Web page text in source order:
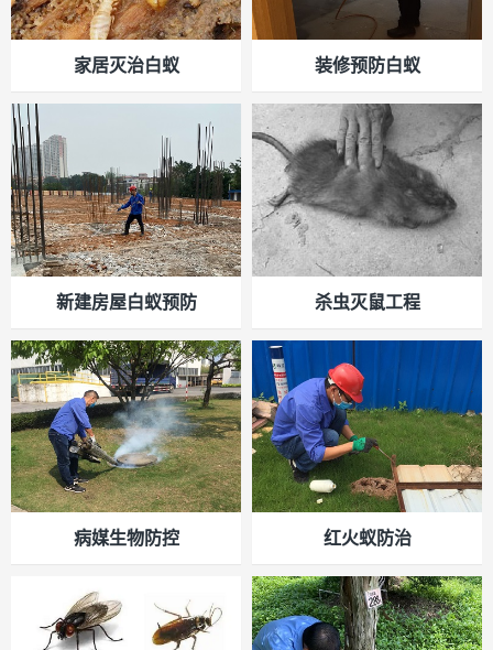
家居灭治白蚁 装修预防白蚁
新建房屋白蚁预防 杀虫灭鼠工程
病媒生物防控 红火蚁防治